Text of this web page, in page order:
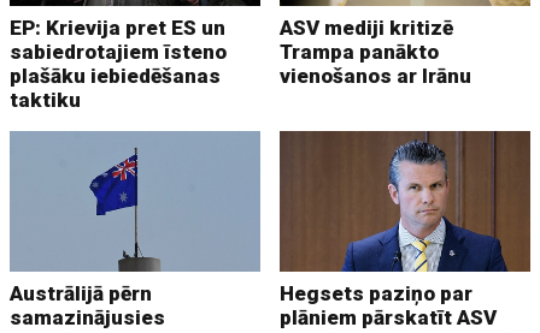
EP: Krievija pret ES un
sabiedrotajiem īsteno
plašāku iebiedēšanas
taktiku
ASV mediji kritizē
Trampa panākto
vienošanos ar Irānu
Austrālijā pērn
samazinājusies
Hegsets paziņo par
plāniem pārskatīt ASV